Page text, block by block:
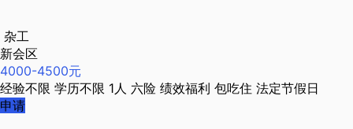
杂工
新会区
4000-4500元
经验不限 学历不限 1人 六险 绩效福利 包吃住 法定节假日
申请